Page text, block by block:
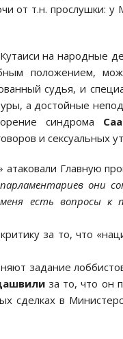
от т.н. прослушки:
на народные
положением,
судья, и
а достойные
синдрома
и сексуальных
Главную
они
есть вопросы к
за то, что
задание
за то, что он
сделках в